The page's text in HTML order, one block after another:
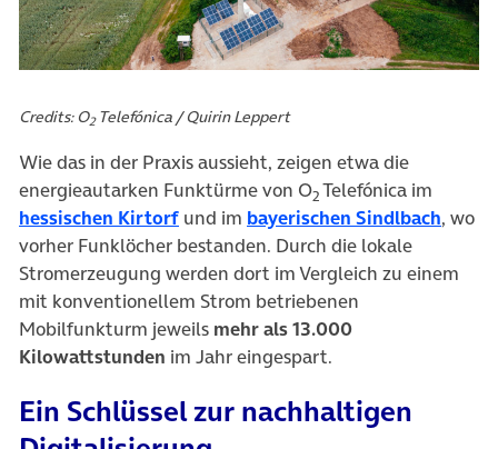
Credits: O2Telefónica / Quirin Leppert
Wie das in der Praxis aussieht, zeigen etwa die
energieautarken Funktürme von O2Telefónica im
hessischen Kirtorf(öffnet in neuem Tab)
und im bayerischen Sindlbach, wo
vorher Funklöcher bestanden. Durch die lokale
Stromerzeugung werden dort im Vergleich zu einem
mit konventionellem Strom betriebenen
Mobilfunkturm jeweils mehr als 13.000
Kilowattstunden im Jahr eingespart.
Ein Schlüssel zur nachhaltigen